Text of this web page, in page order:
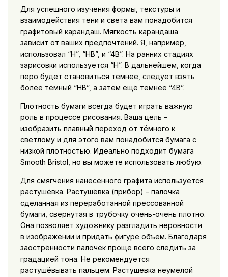
Для успешного изучения формы, текстуры и
взаимодействия тени и света вам понадобится
графитовый карандаш. Мягкость карандаша
зависит от ваших предпочтений. Я, например,
использовал “H”, “HB”, и “4B”. На ранних стадиях
зарисовки используется “H”. В дальнейшем, когда
перо будет становиться темнее, следует взять
более тёмный “HB”, а затем ещё темнее “4B”.
Плотность бумаги всегда будет играть важную
роль в процессе рисования. Ваша цель –
изобразить плавный переход от тёмного к
светлому и для этого вам понадобится бумага с
низкой плотностью. Идеально подходит бумага
Smooth Bristol, но вы можете использовать любую.
Для смягчения нанесённого графита используется
растушёвка. Растушёвка (прибор) – палочка
сделанная из переработанной прессованной
бумаги, свернутая в трубочку очень-очень плотно.
Она позволяет художнику разгладить неровности
в изображении и придать фигуре объем. Благодаря
заострённости палочек проще всего следить за
градацией тона. Не рекомендуется
растушёвывать пальцем. Растушевка неумелой